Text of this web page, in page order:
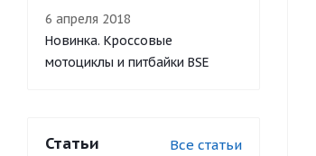
6 апреля 2018
Новинка. Кроссовые
мотоциклы и питбайки BSE
Статьи Все статьи